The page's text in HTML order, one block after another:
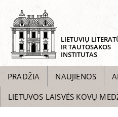
LIETUVIŲ
IR TAUTOSAKOS
INSTITUTAS
PRADŽIA NAUJIENOS
LIETUVOS LAISVĖS KOVŲ